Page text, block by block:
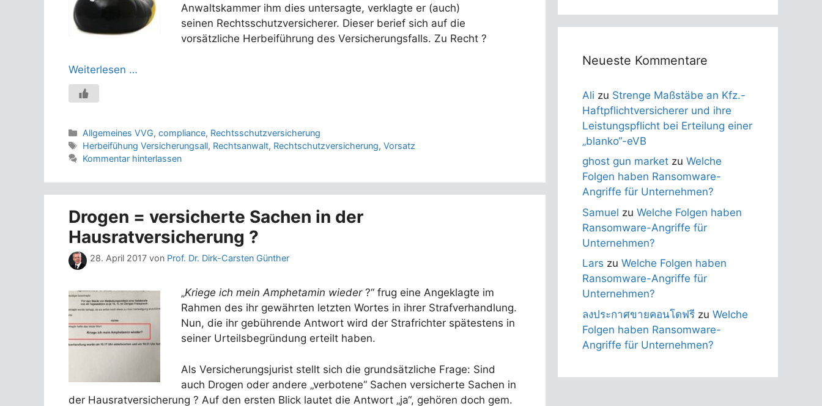
Anwaltskammer ihm dies untersagte, verklagte er (auch)
seinen Rechtsschutzversicherer. Dieser berief sich auf die
vorsätzliche Herbeiführung des Versicherungsfalls. Zu Recht ?
Weiterlesen …
Kategorien
Allgemeines VVG,compliance, Rechtsschutzversicherung
Schlagwörter
Herbeifühung Versicherungsall, Rechtsanwalt, Rechtschutzversicherung,Vorsatz
Kommentar hinterlassen
Drogen = versicherte Sachen in der
Hausratversicherung ?
28. April 2017 von Prof. Dr. Dirk-Carsten Günther
„Kriege ich mein Amphetamin wieder?“ frug eine Angeklagte im
Rahmen des ihr gewährten letzten Wortes in ihrer Strafverhandlung.
Nun, die ihr gebührende Antwort wird der Strafrichter spätestens in
seiner Urteilsbegründung erteilt haben.
Als Versicherungsjurist stellt sich die grundsätzliche Frage: Sind
auch Drogen oder andere „verbotene“ Sachen versicherte Sachen in
der Hausratversicherung ? Auf den ersten Blick lautet die Antwort „ja“, gehören doch gem.
Neueste Kommentare
Ali zu Strenge Maßstäbe an Kfz.-
Haftpflichtversicherer und ihre
Leistungspflicht bei Erteilung einer
„blanko“-eVB
ghost gun market zu Welche
Folgen haben Ransomware-
Angriffe für Unternehmen?
Samuel zu Welche Folgen haben
Ransomware-Angriffe für
Unternehmen?
Lars zu Welche Folgen haben
Ransomware-Angriffe für
Unternehmen?
ลงประกาศขายคอนโดฟรี zu Welche
Folgen haben Ransomware-
Angriffe für Unternehmen?